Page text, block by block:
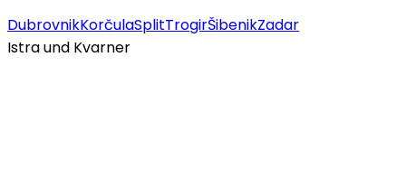
DubrovnikKorčulaSplitTrogirŠibenikZadar
Istra und Kvarner